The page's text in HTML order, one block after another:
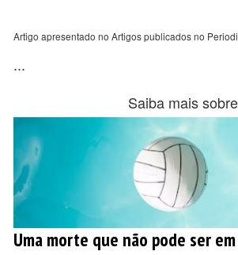
Artigo apresentado no Artigos publicados no
...
Saiba mais
Uma morte que não pode ser